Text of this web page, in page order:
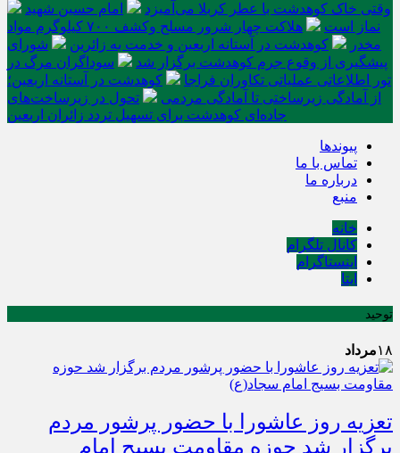
وقتی خاک کوهدشت با عطر کربلا می‌آمیزد
امام حسین شهید
نماز است
هلاکت چهار شرور مسلح وکشف ۷۰۰ کیلوگرم مواد
مخدر
کوهدشت در آستانه اربعین و خدمت‌ به زائرین
شورای
پیشگیری از وقوع جرم کوهدشت برگزار شد
سوداگران مرگ در
تور اطلاعاتی عملیاتی تکاوران فراجا
کوهدشت در آستانه اربعین؛
از آمادگی زیرساختی تا آمادگی مردمی
تحول در زیرساخت‌های
جاده‌ای کوهدشت برای تسهیل تردد زائران اربعین
پیوندها
تماس با ما
درباره ما
منبع
خانه
کانال تلگرام
اینستاگرام
ایتا
توحید
۱۸مرداد
تعزیه روز عاشورا با حضور پرشور مردم
برگزار شد حوزه مقاومت بسیج امام